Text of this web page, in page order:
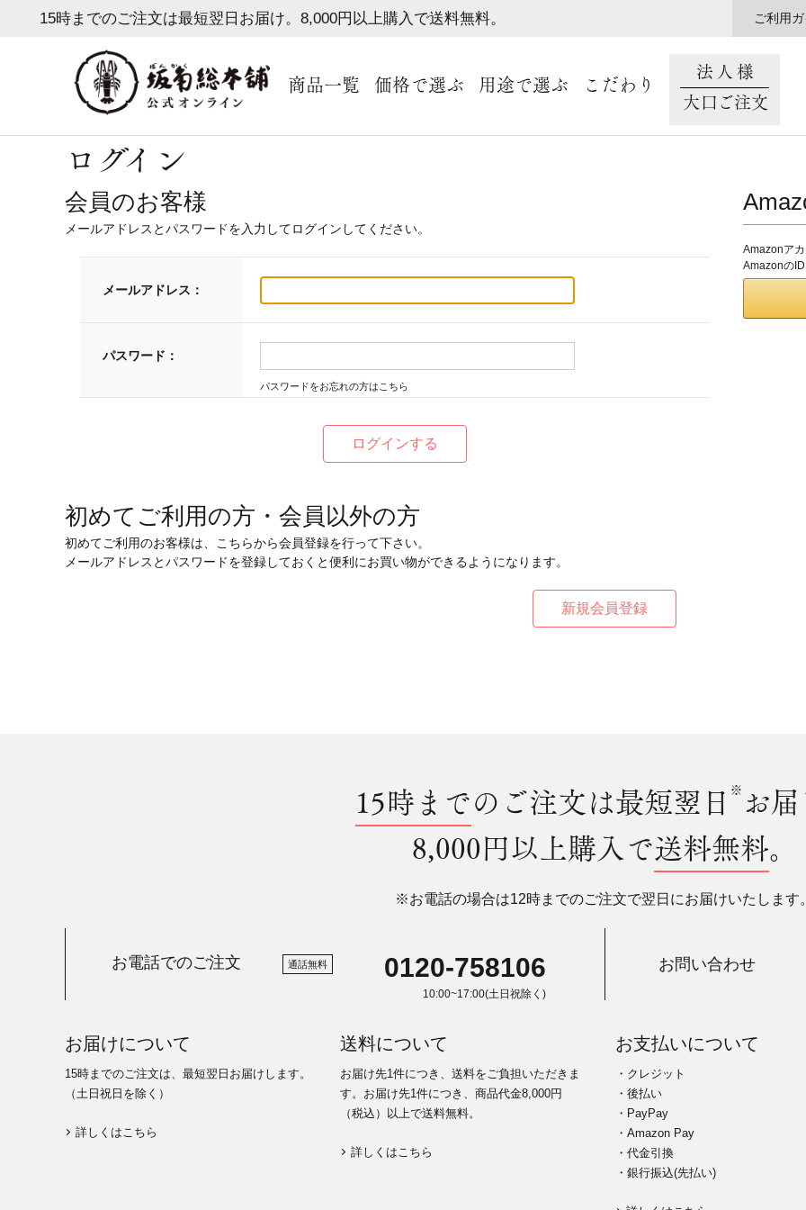
15時までのご注文は最短翌日お届け。8,000円以上購入で送料無料。 ご利用
商品一覧 価格で選ぶ 用途で選ぶ こだわり
法人様
大口ご注文
ログイン
会員のお客様
メールアドレスとパスワードを入力してログインしてください。
メールアドレス：
パスワード：
パスワードをお忘れの方はこちら
Amazonア
Amazonの
初めてご利用の方・会員以外の方
初めてご利用のお客様は、こちらから会員登録を行って下さい。
メールアドレスとパスワードを登録しておくと便利にお買い物ができるようになります。
15時までのご注文は最短翌日 ※ お
8,000円以上購入で送料無料。
※お電話の場合は12時までのご注文で翌日にお届けいたします
お電話でのご注文 通話無料 0120-758106
10:00~17:00(土日祝除く)
お問い合わせ
お届けについて
15時までのご注文は、最短翌日お届けします。
（土日祝日を除く）
詳しくはこちら
送料について
お届け先1件につき、送料をご負担いただきま
す。お届け先1件につき、商品代金8,000円
（税込）以上で送料無料。
詳しくはこちら
お支払いについて
・クレジット
・後払い
・PayPay
・Amazon Pay
・代金引換
・銀行振込(先払い)